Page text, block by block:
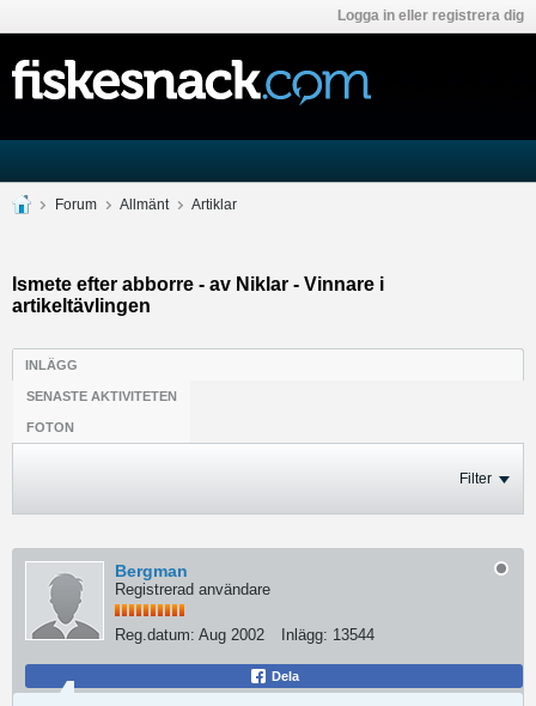
Logga in eller registrera dig
Forum Allmänt Artiklar
Ismete efter abborre - av Niklar - Vinnare i
artikeltävlingen
INLÄGG
SENASTE AKTIVITETEN
FOTON
Filter
Bergman
Registrerad användare
Reg.datum: Aug 2002 Inlägg: 13544
Dela